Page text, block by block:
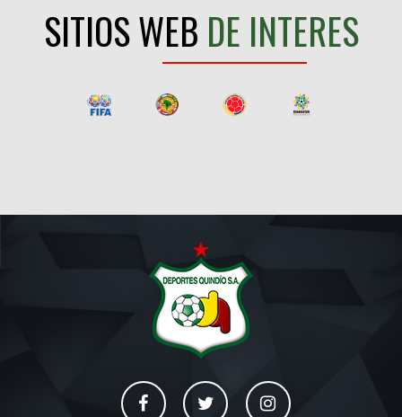
SITIOS WEB DE INTERES